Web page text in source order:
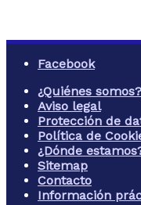
Facebook
¿Quiénes somos?
Aviso legal
Protección de
Política de
¿Dónde
Sitemap
Contacto
Información